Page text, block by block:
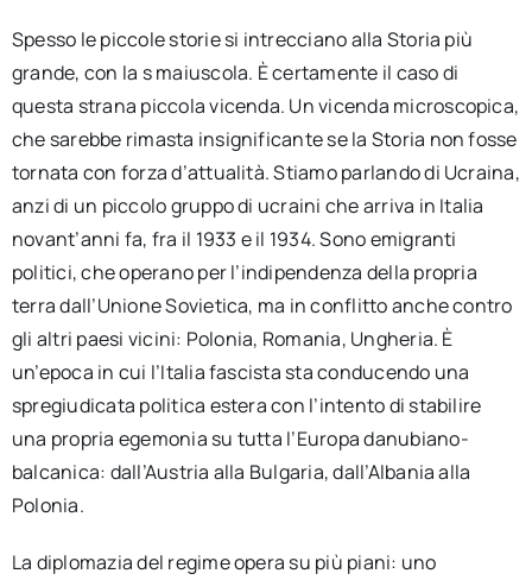
Spesso le piccole storie si intrecciano alla Storia più
grande, con la s maiuscola. È certamente il caso di
questa strana piccola vicenda. Un vicenda microscopica,
che sarebbe rimasta insignificante se la Storia non fosse
tornata con forza d’attualità. Stiamo parlando di Ucraina,
anzi di un piccolo gruppo di ucraini che arriva in Italia
novant’anni fa, fra il 1933 e il 1934. Sono emigranti
politici, che operano per l’indipendenza della propria
terra dall’Unione Sovietica, ma in conflitto anche contro
gli altri paesi vicini: Polonia, Romania, Ungheria. È
un’epoca in cui l’Italia fascista sta conducendo una
spregiudicata politica estera con l’intento di stabilire
una propria egemonia su tutta l’Europa danubiano-
balcanica: dall’Austria alla Bulgaria, dall’Albania alla
Polonia.
La diplomazia del regime opera su più piani: uno